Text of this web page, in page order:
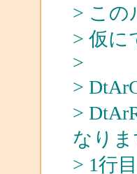
> この
> 仮に
>
>
>
なりま
> 1行